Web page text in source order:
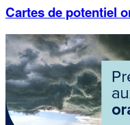
Cartes de potentiel